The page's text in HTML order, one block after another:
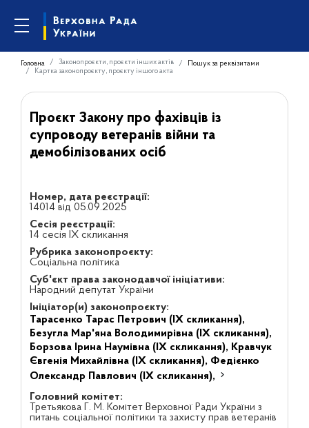
Головна Законопроєкти, проєкти інших актів
Пошук за реквізитами
Картка законопроєкту, проєкту іншого акта
Проєкт Закону про фахівців із
супроводу ветеранів війни та
демобілізованих осіб
Номер, дата реєстрації:
14014 від 05.09.2025
Сесія реєстрації:
14 сесія IX скликання
Рубрика законопроєкту:
Соціальна політика
Суб'єкт права законодавчої ініціативи:
Народний депутат України
Ініціатор(и) законопроєкту:
Тарасенко Тарас Петрович (IX скликання),
Безугла Мар'яна Володимирівна (IX скликання),
Борзова Ірина Наумівна (IX скликання), Кравчук
Євгенія Михайлівна (IX скликання), Федієнко
Олександр Павлович (IX скликання),
Головний комітет:
Третьякова Г. М. Комітет Верховної Ради України з
питань соціальної політики та захисту прав ветеранів